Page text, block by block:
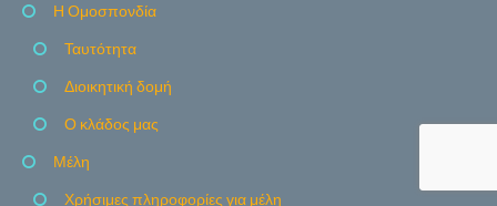
Η Ομοσπονδία
Ταυτότητα
Διοικητική δομή
Ο κλάδος μας
Μέλη
Χρήσιμες πληροφορίες για μέλη